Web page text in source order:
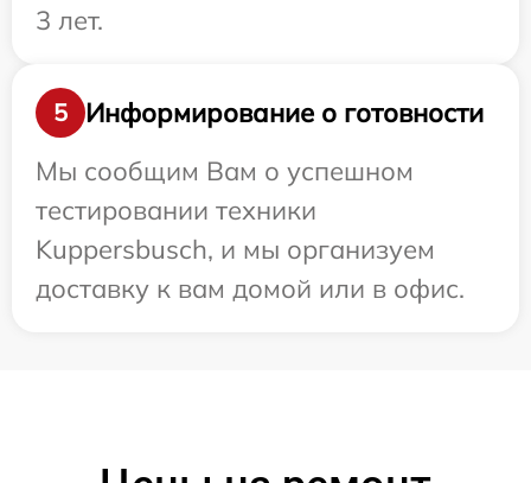
3 лет.
5
Информирование о готовности
Мы сообщим Вам о успешном
тестировании техники
Kuppersbusch, и мы организуем
доставку к вам домой или в офис.